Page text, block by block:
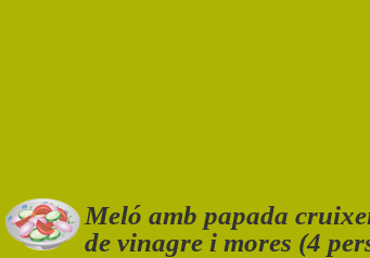
Meló amb papada
de vinagre i mores (4